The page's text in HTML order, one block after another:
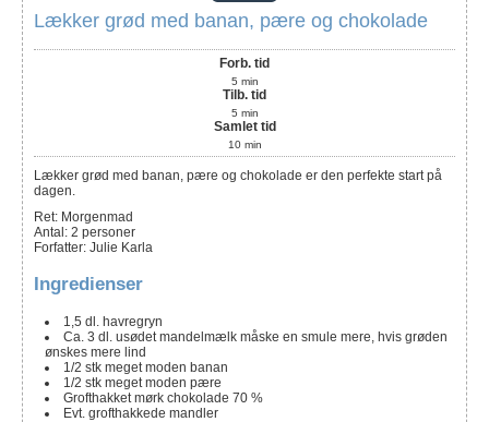
Lækker grød med banan, pære og chokolade
Forb. tid
5 min
Tilb. tid
5 min
Samlet tid
10 min
Lækker grød med banan, pære og chokolade er den perfekte start på
dagen.
Ret: Morgenmad
Antal : 2 personer
Forfatter: Julie Karla
Ingredienser
1,5 dl. havregryn
Ca. 3 dl. usødet mandelmælk måske en smule mere, hvis grøden
ønskes mere lind
1/2 stk meget moden banan
1/2 stk meget moden pære
Grofthakket mørk chokolade 70 %
Evt. grofthakkede mandler